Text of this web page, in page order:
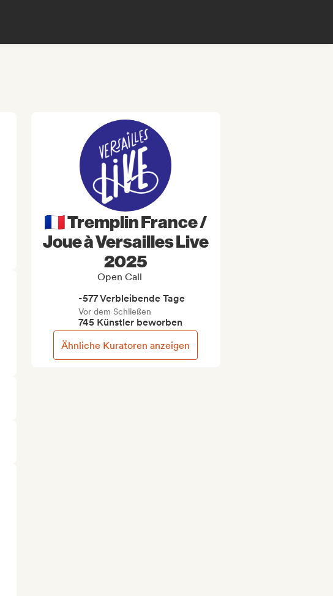
🇫🇷 Tremplin France /
Joue à Versailles Live
2025
Open Call
-577 Verbleibende Tage
Vor dem Schließen
745 Künstler beworben
Ähnliche Kuratoren anzeigen